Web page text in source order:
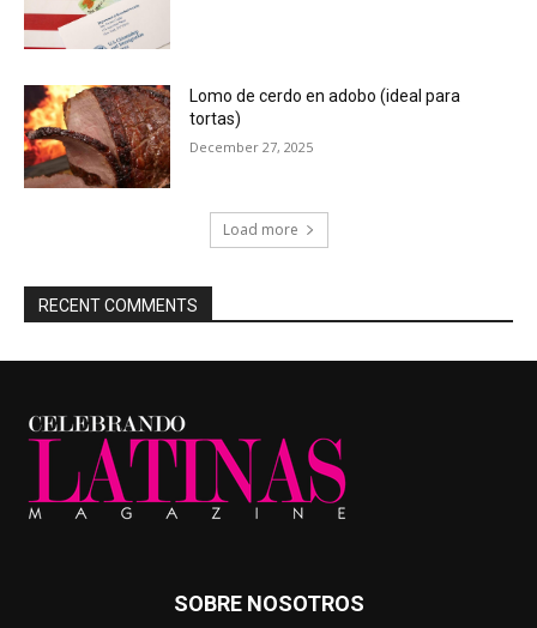
Lomo de cerdo en adobo (ideal para
tortas)
December 27, 2025
Load more
RECENT COMMENTS
SOBRE NOSOTROS